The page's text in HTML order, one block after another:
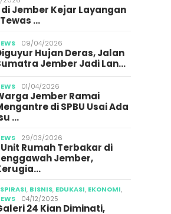
di Jember Kejar Layangan
…
09/04/2026
Hujan Deras, Jalan
Jember Jadi Lan…
01/04/2026
Jember Ramai
di SPBU Usai Ada
…
29/03/2026
Unit Rumah Terbakar di
Jember,
, BISNIS, EDUKASI, EKONOMI,
04/12/2025
24 Kian Diminati,